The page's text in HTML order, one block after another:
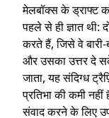
मेलबॉक्स के ड्राफ्ट
पहले से ही ज्ञात थी:
करते हैं, जिसे वे
और उसका उत्तर दे
जाता, यह संदिग्ध
प्रतिभा की कमी नहीं
संवाद करने के लिए